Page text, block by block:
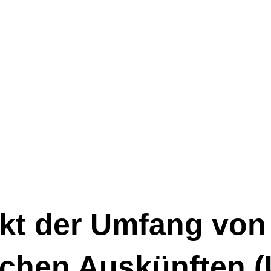
der Umfang von